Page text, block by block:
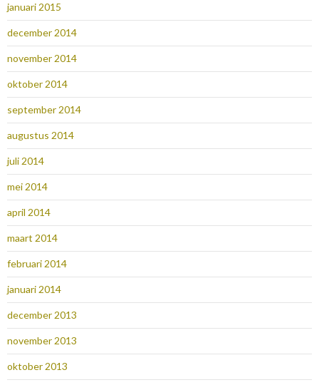
januari 2015
december 2014
november 2014
oktober 2014
september 2014
augustus 2014
juli 2014
mei 2014
april 2014
maart 2014
februari 2014
januari 2014
december 2013
november 2013
oktober 2013